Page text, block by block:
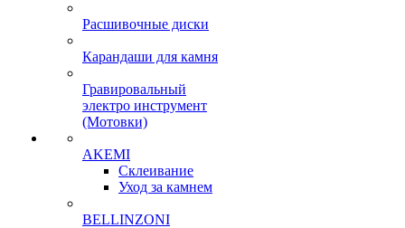
Расшивочные диски
Карандаши для камня
Гравировальный
электро инструмент
(Мотовки)
AKEMI
Склеивание
Уход за камнем
BELLINZONI